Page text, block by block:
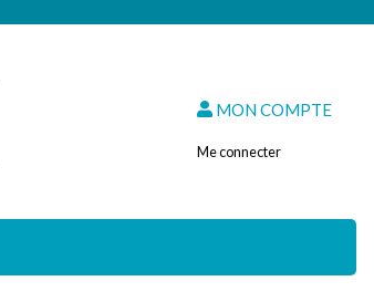
MON COMPTE
Me connecter